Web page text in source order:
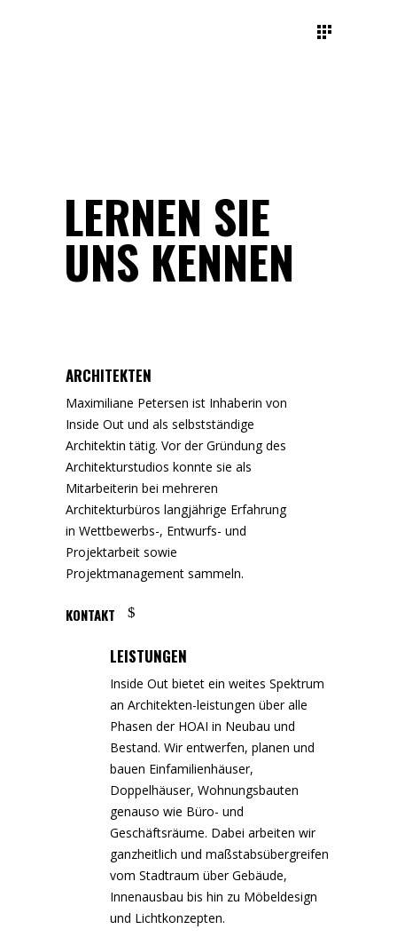
LERNEN SIE
UNS KENNEN
ARCHITEKTEN
Maximiliane Petersen ist Inhaberin von
Inside Out und als selbstständige
Architektin tätig. Vor der Gründung des
Architekturstudios konnte sie als
Mitarbeiterin bei mehreren
Architekturbüros langjährige Erfahrung
in Wettbewerbs-, Entwurfs- und
Projektarbeit sowie
Projektmanagement sammeln.
KONTAKT
LEISTUNGEN
Inside Out bietet ein weites Spektrum
an Architekten-leistungen über alle
Phasen der HOAI in Neubau und
Bestand. Wir entwerfen, planen und
bauen Einfamilienhäuser,
Doppelhäuser, Wohnungsbauten
genauso wie Büro- und
Geschäftsräume. Dabei arbeiten wir
ganzheitlich und maßstabsübergreifen
vom Stadtraum über Gebäude,
Innenausbau bis hin zu Möbeldesign
und Lichtkonzepten.